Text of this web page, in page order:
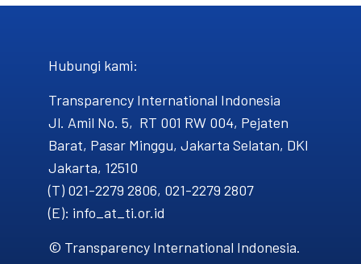
Hubungi kami​:
Transparency International Indonesia
Jl. Amil No. 5, RT 001 RW 004, Pejaten
Barat, Pasar Minggu, Jakarta Selatan, DKI
Jakarta, 12510
(T) 021-2279 2806, 021-2279 2807
(E): info_at_ti.or.id
© Transparency International Indonesia.